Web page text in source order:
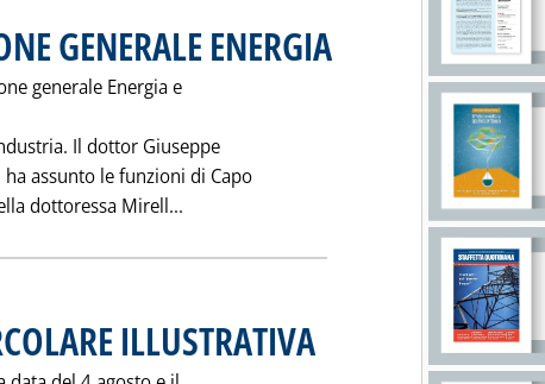
GENERALE ENERGIA . Pubblicata venerdì 07 agosto 1998
generale Energia e
Il dottor Giuseppe
assunto le funzioni di Capo
dottoressa Mirell... Leggi tutta la notizia: 'NOMINE ALLA
ILLUSTRATIVA . Pubblicata venerdì 07 agosto 1998 alle